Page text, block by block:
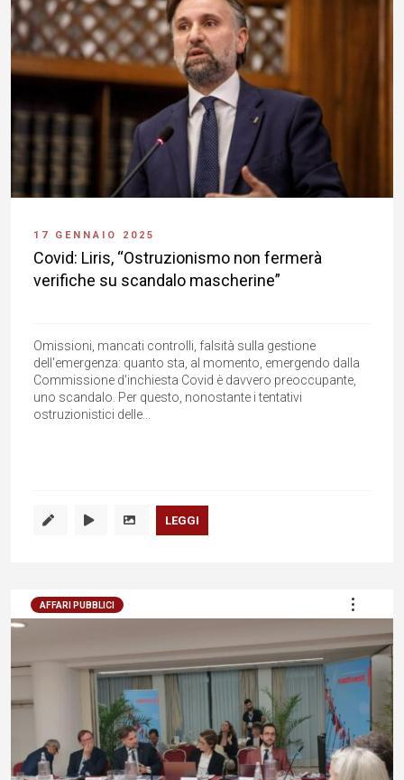
17 GENNAIO 2025
Covid: Liris, “Ostruzionismo non fermerà
verifiche su scandalo mascherine”
Omissioni, mancati controlli, falsità sulla gestione
dell'emergenza: quanto sta, al momento, emergendo dalla
Commissione d'inchiesta Covid è davvero preoccupante,
uno scandalo. Per questo, nonostante i tentativi
ostruzionistici delle...
LEGGI
AFFARI PUBBLICI